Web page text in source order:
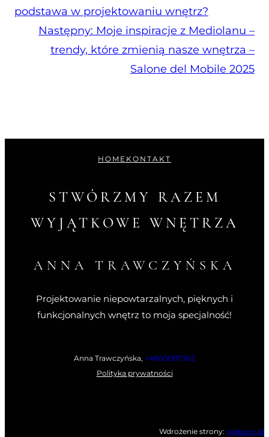
podstawa w projektowaniu wnętrz?
Następny: Moje inspiracje z Mediolanu –
trendy, które zmienią nasze wnętrza –
Salone del Mobile 2025
HOME KONTAKT
STWÓRZMY RAZEM
WYJĄTKOWE WNĘTRZA
ANNA TRAWCZYŃSKA
Projektowanie niepowtarzalnych, pięknych i
funkcjonalnych wnętrz to moja specjalność!
Anna Trawczyńska, +48606197362
Polityka prywatności
Wdrożenie strony: grabson.pl